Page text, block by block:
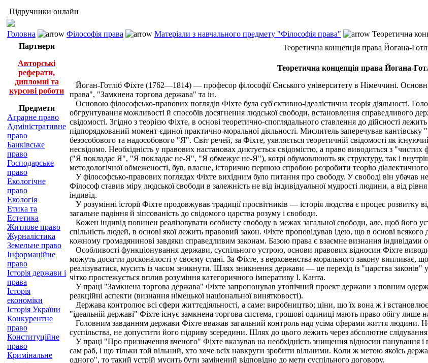
Підручники онлайн
Головна Філософія права Матеріали з навчального предмету "Філософія права"
Теоретична
Партнери
Авторські
реферати,
дипломні та
курсові роботи
Предмети
Аграрне право
Адміністративне
право
Банківське
право
Господарське
право
Екологічне
право
Екологія
Етика та
Естетика
Житлове право
Журналістика
Земельне право
Інформаційне
право
Історія держави і
права
Історія
економіки
Історія України
Конкурентне
право
Конституційне
право
Кримінальне
Теоретична концепція права Йогана-
Теоретична концепція права Йогана-
Йоган-Готліб Фіхте (1762—1814) — професор філософії Єнського університету в Німеччині.
права", "Замкнена торгова держава" та ін.
Основою філософсько-правових поглядів Фіхте була суб'єктивно-ідеалістична теорія діяльності.
обгрунтування можливості й способів досягнення людської свободи, встановлення справедливого
свідомості. Згідно з теорією Фіхте, в основі теоретично-споглядального ставлення до дійсності
підпорядкований момент єдиної практично-моральної діяльності. Мислитель заперечував кантівську
безособового та надособового "Я". Світ речей, за Фіхте, уявляється теоретичній свідомості як
несвідомо. Необхідність у правових настановах диктується свідомістю, а право виводиться з
("Я покладає Я", "Я покладає не-Я", "Я обмежує не-Я"), котрі обумовлюють як структуру, так і
методологічної обмеженості, був, власне, історично першою спробою розробити теорію
У філософсько-правових поглядах Фіхте вихідним було питання про свободу. У свободі він убачав
Філософ ставив міру людської свободи в залежність не від індивідуальної мудрості людини, а від
індивід.
У розумінні історії Фіхте продовжував традиції просвітників — історія людства є процес розвитку
загальне падіння й зіпсованість до свідомого царства розуму і свободи.
Кожен індивід повинен реалізовувати особисту свободу в межах загальної свободи, але, щоб його
спільність людей, в основі якої лежить правовий закон. Фіхте проповідував ідею, що в основі
кожному громадянинові завдяки справедливим законам. Базою права є взаємне визнання індивідами
Особливості функціонування держави, суспільного устрою, основи правових відносин Фіхте
можуть досягти досконалості у своєму стані. За Фіхте, з верховенства морального закону випливає,
реалізуватися, мусить із часом зникнути. Шлях зникнення держави — це перехід із "царства
чітко простежується вплив розуміння категоричного імперативу І. Канта.
У праці "Замкнена торгова держава" Фіхте запропонував утопічний проект держави з повним
реакційні аспекти (визнання німецької національної винятковості).
Держава контролює всі сфери життєдіяльності, а саме: виробництво; ціни, що їх вона ж і
"ідеальній державі" Фіхте існує замкнена торгова система, грошові одиниці мають право обігу лише
Головним завданням держави Фіхте вважав загальний контроль над усіма сферами життя людини.
суспільства, не допустити його підриву зсередини. Шлях до цього лежить через абсолютне слідування
У праці "Про призначення вченого" Фіхте вказував на необхідність знищення відносин панування
сам раб, і що тільки той вільний, хто хоче всіх навкруги зробити вільними. Коли ж метою якоїсь
одного", то такий устрій мусить бути замінений відповідно до мети суспільного договору.